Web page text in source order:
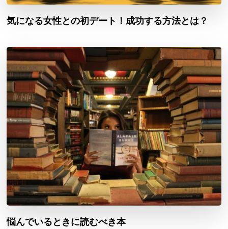
気になる女性との初デート！成功する方法とは？
悩んでいるときに読むべき本